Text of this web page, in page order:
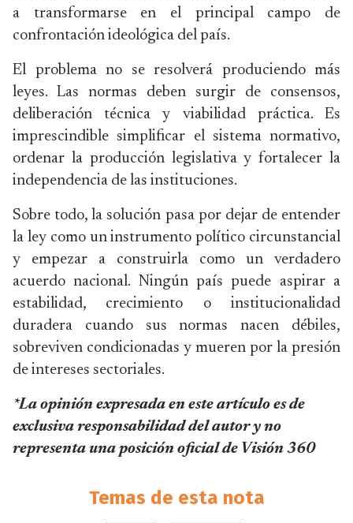
a transformarse en el principal campo de
confrontación ideológica del país.
El problema no se resolverá produciendo más
leyes. Las normas deben surgir de consensos,
deliberación técnica y viabilidad práctica. Es
imprescindible simplificar el sistema normativo,
ordenar la producción legislativa y fortalecer la
independencia de las instituciones.
Sobre todo, la solución pasa por dejar de entender
la ley como un instrumento político circunstancial
y empezar a construirla como un verdadero
acuerdo nacional. Ningún país puede aspirar a
estabilidad, crecimiento o institucionalidad
duradera cuando sus normas nacen débiles,
sobreviven condicionadas y mueren por la presión
de intereses sectoriales.
*La opinión expresada en este artículo es de
exclusiva responsabilidad del autor y no
representa una posición oficial de Visión 360
Temas de esta nota